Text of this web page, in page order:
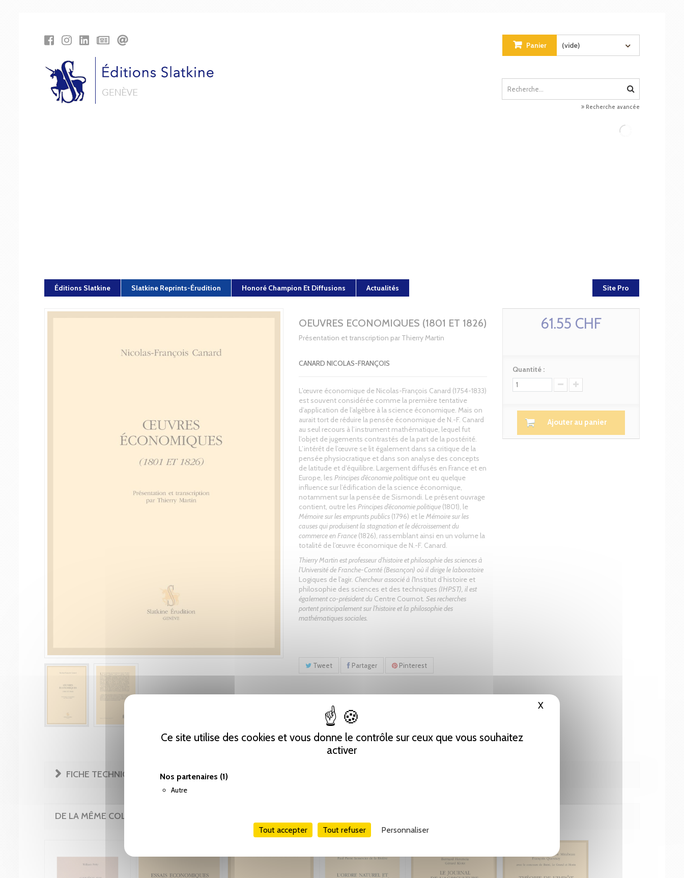
Ce site utilise des cookies et vous donne le contrôle sur ceux que vous souhaitez
activer
Nos partenaires (1)
Autre
Tout accepter Tout refuser Personnaliser
X Masquer le bandeau des cookies
Panier (vide)
Recherche avancée
Éditions Slatkine Slatkine Reprints-Érudition Honoré Champion Et Diffusions Actualités Site Pro
OEUVRES ECONOMIQUES (1801 ET 1826)
Présentation et transcription par Thierry Martin
CANARD NICOLAS-FRANÇOIS
L’œuvre économique de Nicolas-François Canard (1754-1833)
est souvent considérée comme la première tentative
d’application de l’algèbre à la science économique. Mais on
aurait tort de réduire la pensée économique de N.-F. Canard
au seul recours à l’instrument mathématique, lequel fut
l’objet de jugements contrastés de la part de la postérité.
L’intérêt de l’œuvre se lit également dans sa critique de la
pensée physiocratique et dans son analyse des concepts
de latitude et d’équilibre. Largement diffusés en France et en
Europe, les Principes d’économie politique ont eu quelque
influence sur l’édification de la science économique,
notamment sur la pensée de Sismondi. Le présent ouvrage
contient, outre les Principes d’économie politique (1801), le
Mémoire sur les emprunts publics (1796) et leMémoire sur les
causes qui produisent la stagnation et le décroissement du
commerce en France (1826), rassemblant ainsi en un volume la
totalité de l’œuvre économique de N.-F. Canard.
Thierry Martin est professeur d’histoire et philosophie des sciences à
l’Université de Franche-Comté (Besançon) où il dirige le laboratoire
Logiques de l’agir. Chercheur associé à l’Institut d’histoire et
philosophie des sciences et des techniques (IHPST), il est
également co-président du Centre Cournot. Ses recherches
portent principalement sur l’histoire et la philosophie des
mathématiques sociales.
Tweet Partager Pinterest
61.55 CHF
Quantité :
Ajouter au panier
FICHE TECHNIQUE
DE LA MÊME COLLECTION